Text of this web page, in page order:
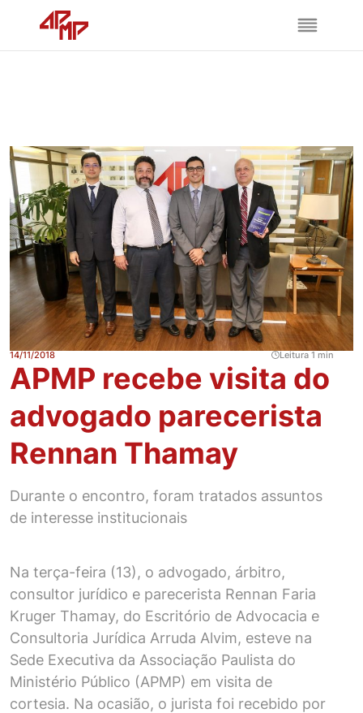
14/11/2018 Leitura 1 min
APMP recebe visita do
advogado parecerista
Rennan Thamay
Durante o encontro, foram tratados assuntos
de interesse institucionais
Na terça-feira (13), o advogado, árbitro,
consultor jurídico e parecerista Rennan Faria
Kruger Thamay, do Escritório de Advocacia e
Consultoria Jurídica Arruda Alvim, esteve na
Sede Executiva da Associação Paulista do
Ministério Público (APMP) em visita de
cortesia. Na ocasião, o jurista foi recebido por